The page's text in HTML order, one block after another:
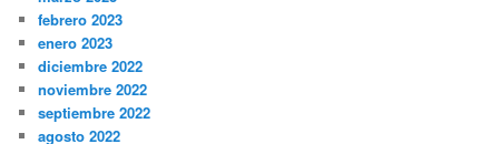
febrero 2023
enero 2023
diciembre 2022
noviembre 2022
septiembre 2022
agosto 2022